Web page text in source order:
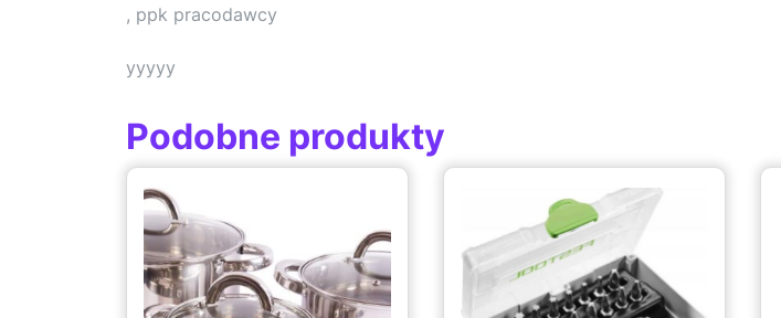
, ppk pracodawcy
yyyyy
Podobne produkty